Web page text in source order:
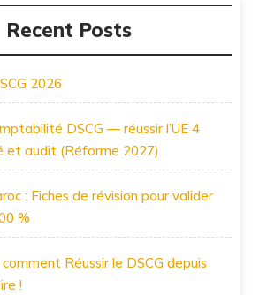
Recent Posts
2026
DSCG — réussir l’UE 4
et audit (Réforme 2027)
: Fiches de révision pour valider
%
comment Réussir le DSCG depuis
!